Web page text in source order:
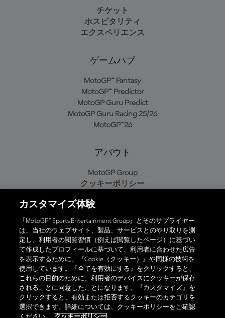
チケット
ホスピタリティ
エクスペリエンス
ゲームハブ
MotoGP™ Fantasy
MotoGP™ Predictor
MotoGP Guru Predict
MotoGP Guru Racing 25/26
MotoGP™26
アバウト
MotoGP Group
クッキーポリシー
プライバシーポリシー
購入ポリシー
オフィシャルアプリ
© 2026 MotoGP Sports Entertainment Group. 全著作権所有。全ての
カスタマイズ体験
『MotoGP™ Sports Entertainment Group』とそのサプライヤー
は、当社のウェブサイト、製品、サービスとのやり取りを測
定し、利用者の閲覧習慣（例えば閲覧したページ）に基づい
て作成したプロフィールに基づいて、利用者に合わせた広告
を表示するために、『Cookie（クッキー）』や同様の技術を
使用しています。『全てを有効にする』をクリックすると、
これらの目的のために、利用者のデバイスにクッキーが保存
されることに同意したことになります。『カスタマイズ』を
クリックすると、有効または拒否するクッキーのカテゴリを
選択できます。詳細については、クッキーポリシーをご確認